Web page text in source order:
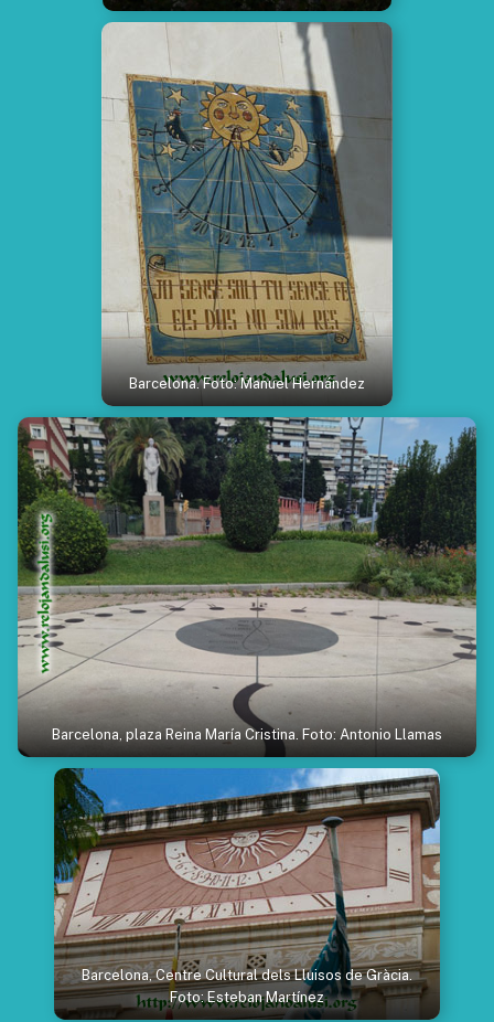
Barcelona. Foto: Manuel Hernández
Barcelona, plaza Reina María Cristina. Foto: Antonio Llamas
Barcelona, Centre Cultural dels Lluisos de Gràcia.
Foto: Esteban Martínez